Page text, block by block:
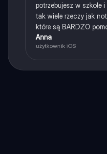
potrzebujesz w szkole
tak wiele rzeczy jak
które są BARDZO
Anna
użytkownik iOS